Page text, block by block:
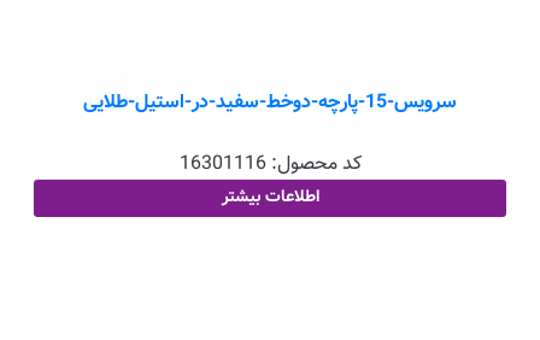
سرویس-15-پارچه-دوخط-سفید-در-استیل-طلایی
کد محصول:16301116
اطلاعات بیشتر